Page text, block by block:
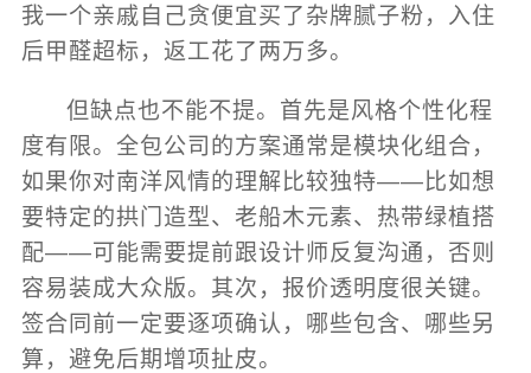
我一个亲戚自己贪便宜买了杂牌腻子粉，入住
后甲醛超标，返工花了两万多。
但缺点也不能不提。首先是风格个性化程
度有限。全包公司的方案通常是模块化组合，
如果你对南洋风情的理解比较独特——比如想
要特定的拱门造型、老船木元素、热带绿植搭
配——可能需要提前跟设计师反复沟通，否则
容易装成大众版。其次，报价透明度很关键。
签合同前一定要逐项确认，哪些包含、哪些另
算，避免后期增项扯皮。